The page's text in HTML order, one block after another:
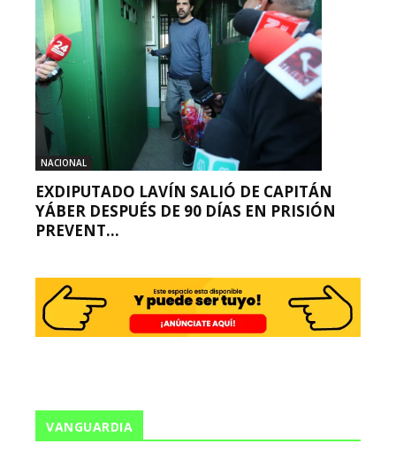
NACIONAL
EXDIPUTADO LAVÍN SALIÓ DE CAPITÁN
YÁBER DESPUÉS DE 90 DÍAS EN PRISIÓN
PREVENT...
VANGUARDIA